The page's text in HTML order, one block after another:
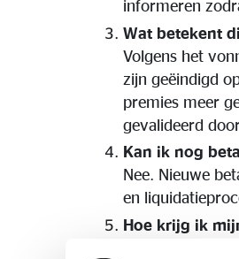
informeren
Wat betekent
Volgens het
zijn geëindigd
premies meer
gevalideerd
Kan ik nog
Nee. Nieuwe
en
Hoe krijg ik